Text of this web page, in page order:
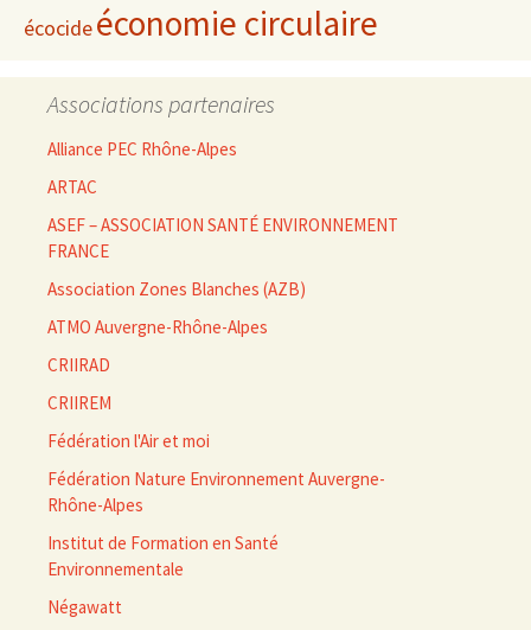
écocideéconomie circulaire
Associations partenaires
Alliance PEC Rhône-Alpes
ARTAC
ASEF – ASSOCIATION SANTÉ ENVIRONNEMENT
FRANCE
Association Zones Blanches (AZB)
ATMO Auvergne-Rhône-Alpes
CRIIRAD
CRIIREM
Fédération l'Air et moi
Fédération Nature Environnement Auvergne-
Rhône-Alpes
Institut de Formation en Santé
Environnementale
Négawatt